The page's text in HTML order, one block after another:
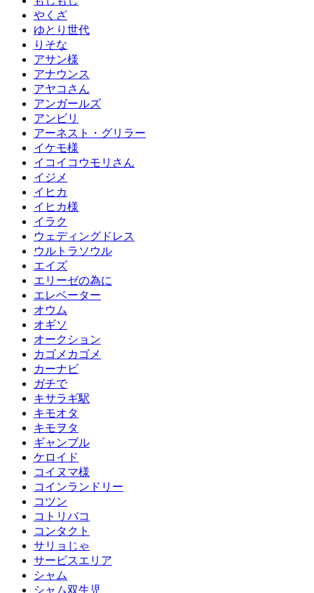
やくざ
ゆとり世代
りそな
アサン様
アナウンス
アヤコさん
アンガールズ
アンビリ
アーネスト・グリラー
イケモ様
イコイコウモリさん
イジメ
イヒカ
イヒカ様
イラク
ウェディングドレス
ウルトラソウル
エイズ
エリーゼの為に
エレベーター
オウム
オギソ
オークション
カゴメカゴメ
カーナビ
ガチで
キサラギ駅
キモオタ
キモヲタ
ギャンブル
ケロイド
コイヌマ様
コインランドリー
コツン
コトリバコ
コンタクト
サリョじゃ
サービスエリア
シャム
シャム双生児